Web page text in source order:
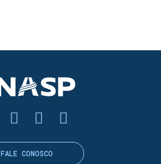
FALE CONOSCO